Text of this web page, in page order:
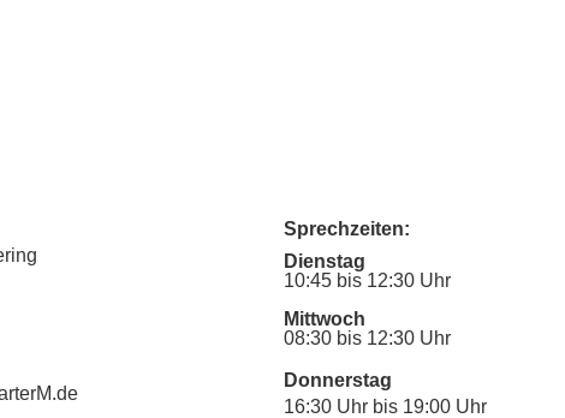
Sprechzeiten:
Dienstag
10:45 bis 12:30 Uhr
Mittwoch
08:30 bis 12:30 Uhr
Donnerstag
16:30 Uhr bis 19:00 Uhr